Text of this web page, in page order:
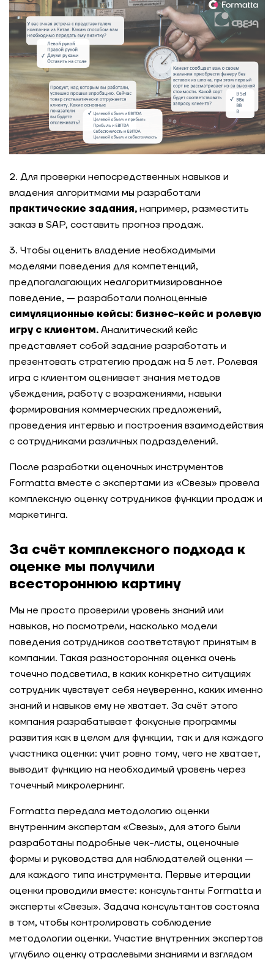
Профиль современного лидера: как мы
оценили руководителей коммерческого блока
крупного ритейлера
Как мы помогли IT-компании превратить
психометрику в инструмент развития команды
Обновление корпоративных ценностей: как IT-
компания превратила их в инструмент
управления и роста
Обновление корпоративных ценностей:
крупный белорусский банк
Как FORecast помогает выстраивать
компании
Оценка управленческих компетенций
территориальных директоров после обучения
Оценка 300 сотрудников дирекции по
ремонтам ЕВРАЗа за 2 месяца
Чему учить в цифре: как FMCG-компания
расставила акценты в цифровой
трансформации через модель цифровой
грамотности
Единые стандарты для тысяч сотрудников:
талантами
Проектирование системы Performance
Management для крупной розничной сети
персонала: новый подход к развитию культуры
диалога
Оптимизация системы оплаты труда для
достижения стратегических целей в крупном
федеральном предприятии
Масштабирование оценки без перегрузки HR:
кейс-тест для настройки
персонализированных программ обучения
Повышение операционной эффективности
через актуализацию и оценку компетенций в
металлургической компании
Оптимизация работы с ключевыми клиентами в
функции Key Account Managers
Единая модель корпоративных и лидерских
компетенций: как «Уралхим» выстроил процесс
оценки и обучения на основе
компетентностного подхода
Кейс-стади для фармкомпании: развитие
аналитического мышления и управленческих
навыков команд через практический тренинг
2. Для проверки непосредственных навыков и
владения алгоритмами мы разработали
практические задания, например, разместить
заказ в SAP, составить прогноз продаж.
3. Чтобы оценить владение необходимыми
моделями поведения для компетенций,
предпогалагающих неалгоритмизированное
поведение, — разработали полноценные
симуляционные кейсы: бизнес-кейс и ролевую
игру с клиентом. Аналитический кейс
представляет собой задание разработать и
презентовать стратегию продаж на 5 лет. Ролевая
игра с клиентом оценивает знания методов
убеждения, работу с возражениями, навыки
формирования коммерческих предложений,
проведения интервью и построения взаимодействия
с сотрудниками различных подразделений.
После разработки оценочных инструментов
Formatta вместе с экспертами из «Свезы» провела
комплексную оценку сотрудников функции продаж и
маркетинга.
За счёт комплексного подхода к
оценке мы получили
всестороннюю картину
Мы не просто проверили уровень знаний или
навыков, но посмотрели, насколько модели
поведения сотрудников соответствуют принятым в
компании. Такая разносторонняя оценка очень
точечно подсветила, в каких конкретно ситуациях
сотрудник чувствует себя неуверенно, каких именно
знаний и навыков ему не хватает. За счёт этого
компания разрабатывает фокусные программы
развития как в целом для функции, так и для каждого
участника оценки: учит ровно тому, чего не хватает,
выводит функцию на необходимый уровень через
точечный микролернинг.
Formatta передала методологию оценки
внутренним экспертам «Свезы», для этого были
разработаны подробные чек-листы, оценочные
формы и руководства для наблюдателей оценки —
для каждого типа инструмента. Первые итерации
оценки проводили вместе: консультанты Formatta и
эксперты «Свезы». Задача консультантов состояла
в том, чтобы контролировать соблюдение
методологии оценки. Участие внутренних экспертов
углубило оценку отраслевыми знаниями и взглядом